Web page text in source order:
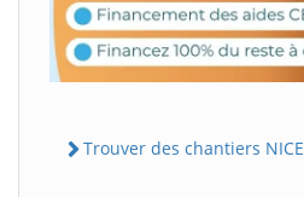
Trouver des chantiers NICE